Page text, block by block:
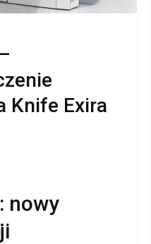
Knife Exira
nowy